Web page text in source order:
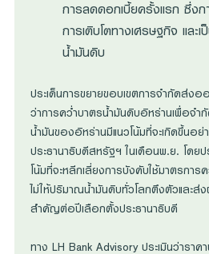
การลดดอกเบี้ยครั้งแรก ซึ่งก
การเติบโตทางเศรษฐกิจ และ
น้ำมันดิบ
ประเด็นการขยายขอบเขตการจำกัดส่ง
ว่าการคว่ำบาตรน้ำมันดิบอิหร่านเพื่อจำ
น้ำมันของอิหร่านมีแนวโน้มที่จะเกิดขึ้นอ
ประธานาธิบดีสหรัฐฯ ในเดือนพ.ย. โดยป
โน้มที่จะหลีกเลี่ยงการบังคับใช้มาตรกา
ไม่ให้ปริมาณน้ำมันดิบทั่วโลกตึงตัวและส่
สำคัญต่อปีเลือกตั้งประธานาธิบดี
ทาง LH Bank Advisory ประเมินว่ารา